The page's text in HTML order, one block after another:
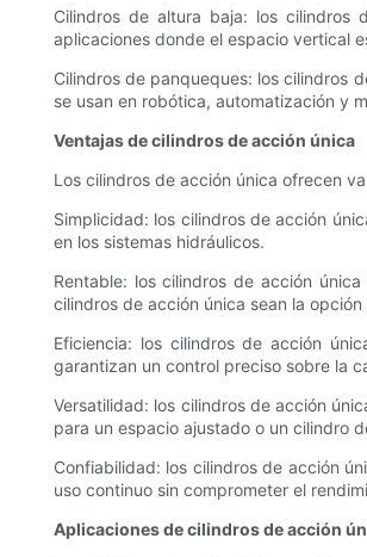
Cilindros de altura baja: los cilindros
aplicaciones donde el espacio vertical
Cilindros de panqueques: los cilindros
se usan en robótica, automatización y
Ventajas de cilindros de acción única
Los cilindros de acción única ofrecen
Simplicidad: los cilindros de acción
en los sistemas hidráulicos.
Rentable: los cilindros de acción
cilindros de acción única sean la
Eficiencia: los cilindros de acción
garantizan un control preciso sobre la
Versatilidad: los cilindros de acción
para un espacio ajustado o un cilindro
Confiabilidad: los cilindros de acción
uso continuo sin comprometer el
Aplicaciones de cilindros de acción